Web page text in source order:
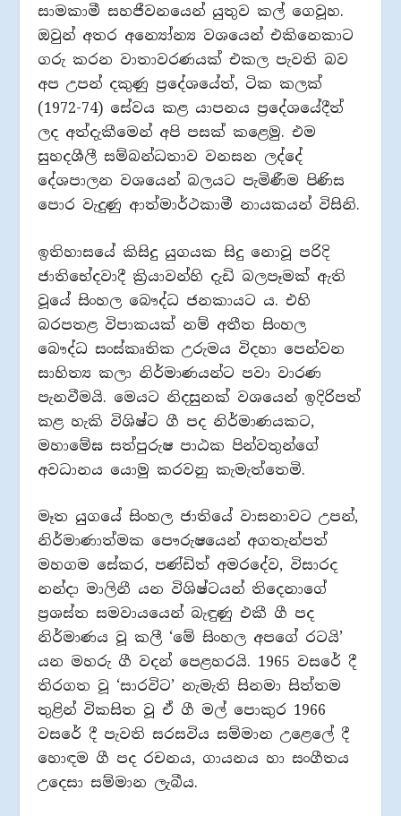
සාමකාමී සහජීවනයෙන් යුතුව කල් ගෙවූහ.
ඔවුන් අතර අන්‍යෝන්‍ය වශයෙන් එකිනෙකාට
ගරු කරන වාතාවරණයක් එකල පැවති බව
අප උපන් දකුණු ප්‍රදේශයේත්, ටික කලක්
(1972-74) සේවය කළ යාපනය ප්‍රදේශයේදීත්
ලද අත්දැකීමෙන් අපි පසක් කළෙමු. එම
සුහදශීලී සම්බන්ධතාව වනසන ලද්දේ
දේශපාලන වශයෙන් බලයට පැමිණීම පිණිස
පොර වැදුණු ආත්මාර්ථකාමී නායකයන් විසිනි.
ඉතිහාසයේ කිසිදු යුගයක සිදු නොවූ පරිදි
ජාතිභේදවාදී ක්‍රියාවන්හි දැඩි බලපෑමක් ඇති
වූයේ සිංහල බෞද්ධ ජනකායට ය. එහි
බරපතළ විපාකයක් නම් අතීත සිංහල
බෞද්ධ සංස්කෘතික උරුමය විදහා පෙන්වන
සාහිත්‍ය කලා නිර්මාණයන්ට පවා වාරණ
පැනවීමයි. මෙයට නිදසුනක් වශයෙන් ඉදිරිපත්
කළ හැකි විශිෂ්ට ගී පද නිර්මාණයකට,
මහාමේඝ සත්පුරුෂ පාඨක පින්වතුන්ගේ
අවධානය යොමු කරවනු කැමැත්තෙමි.
මෑත යුගයේ සිංහල ජාතියේ වාසනාවට උපන්,
නිර්මාණාත්මක පෞරුෂයෙන් අගතැන්පත්
මහගම සේකර, පණ්ඩිත් අමරදේව, විසාරද
නන්දා මාලිනී යන විශිෂ්ටයන් තිදෙනාගේ
ප්‍රශස්ත සමවායයෙන් බැඳුණු එකී ගී පද
නිර්මාණය වූ කලී ‘මේ සිංහල අපගේ රටයි’
යන මහරු‍ ගී වදන් පෙළහරයි. 1965 වසරේ දී
තිරගත වූ ‘සාරවිට’ නැමැති සිනමා සිත්තම
තුළින් විකසිත වූ ඒ ගී මල් පොකුර 1966
වසරේ දී පැවති සරසවිය සම්මාන උළෙලේ දී
හොඳම ගී පද රචනය, ගායනය හා සංගීතය
උදෙසා සම්මාන ලැබීය.